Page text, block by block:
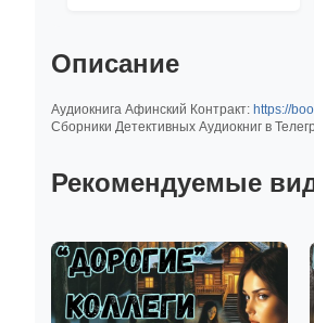
Описание
Аудиокнига Афинский Контракт: https://
Сборники Детективных Аудиокниг в
Рекомендуемые